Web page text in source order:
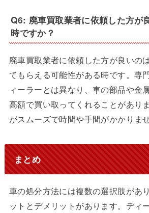
Q6: 廃車買取業者に依頼した方が
時ですか？
廃車買取業者に依頼した方が良いの
てもらえる可能性がある時です。専
ィーラーとは異なり、車の部品や金
高額で買い取ってくれることがあり
がスムーズで時間や手間がかかりませ
まとめ
車の処分方法には複数の選択肢があ
ットとデメリットがあります。ディ